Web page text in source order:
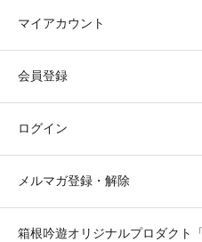
マイアカウント
会員登録
ログイン
メルマガ登録・解除
箱根吟遊オリジナルプロダクト